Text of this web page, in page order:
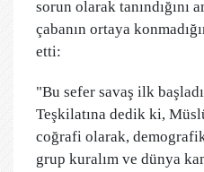
sorun olarak tanındığını
çabanın ortaya
etti:
"Bu sefer savaş ilk
Teşkilatına dedik ki,
coğrafi olarak,
grup kuralım ve dünya